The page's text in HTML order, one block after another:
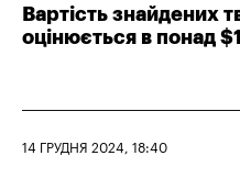
Вартість знайдених
оцінюється в понад
14 ГРУДНЯ 2024, 18:40